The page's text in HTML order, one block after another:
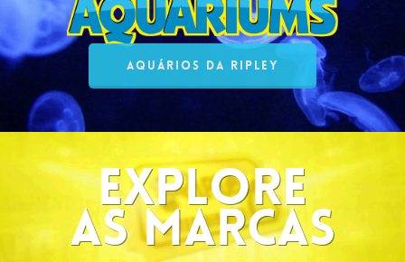
AQUÁRIOS DA RIPLEY
EXPLORE
AS MARCAS